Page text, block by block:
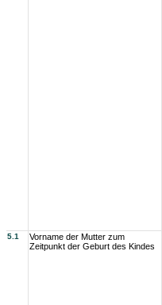
5.1
Vorname der Mutter zum
Zeitpunkt der Geburt des Kindes